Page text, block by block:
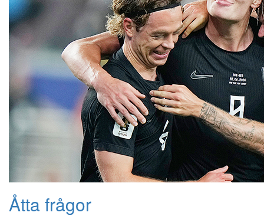
Åtta frågor